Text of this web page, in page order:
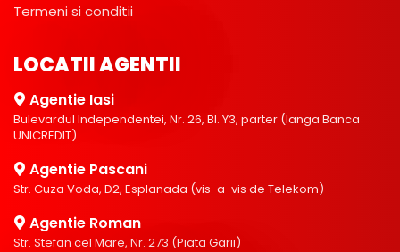
Termeni si conditii
LOCATII AGENTII
Agentie Iasi
Bulevardul Independentei, Nr. 26, Bl. Y3, parter (langa Banca
UNICREDIT)
Agentie Pascani
Str. Cuza Voda, D2, Esplanada (vis-a-vis de Telekom)
Agentie Roman
Str. Stefan cel Mare, Nr. 273 (Piata Garii)